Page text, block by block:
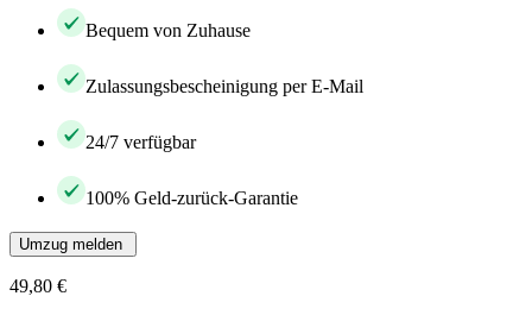
Bequem von Zuhause
Zulassungsbescheinigung per E-Mail
24/7 verfügbar
100% Geld-zurück-Garantie
Umzug melden
49,80 €